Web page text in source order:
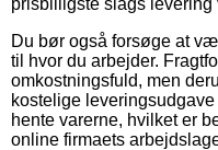
Du bør også forsøge at
til hvor du arbejder.
omkostningsfuld, men
kostelige
hente varerne, hvilket er
online firmaets